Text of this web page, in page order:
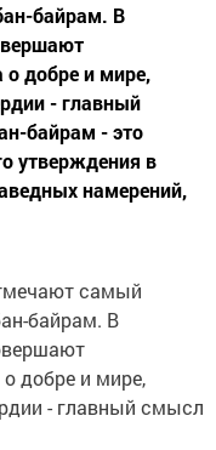
байрам. В
добре и мире,
- главный
байрам - это
утверждения в
намерений,
самый
байрам. В
добре и мире,
- главный смысл